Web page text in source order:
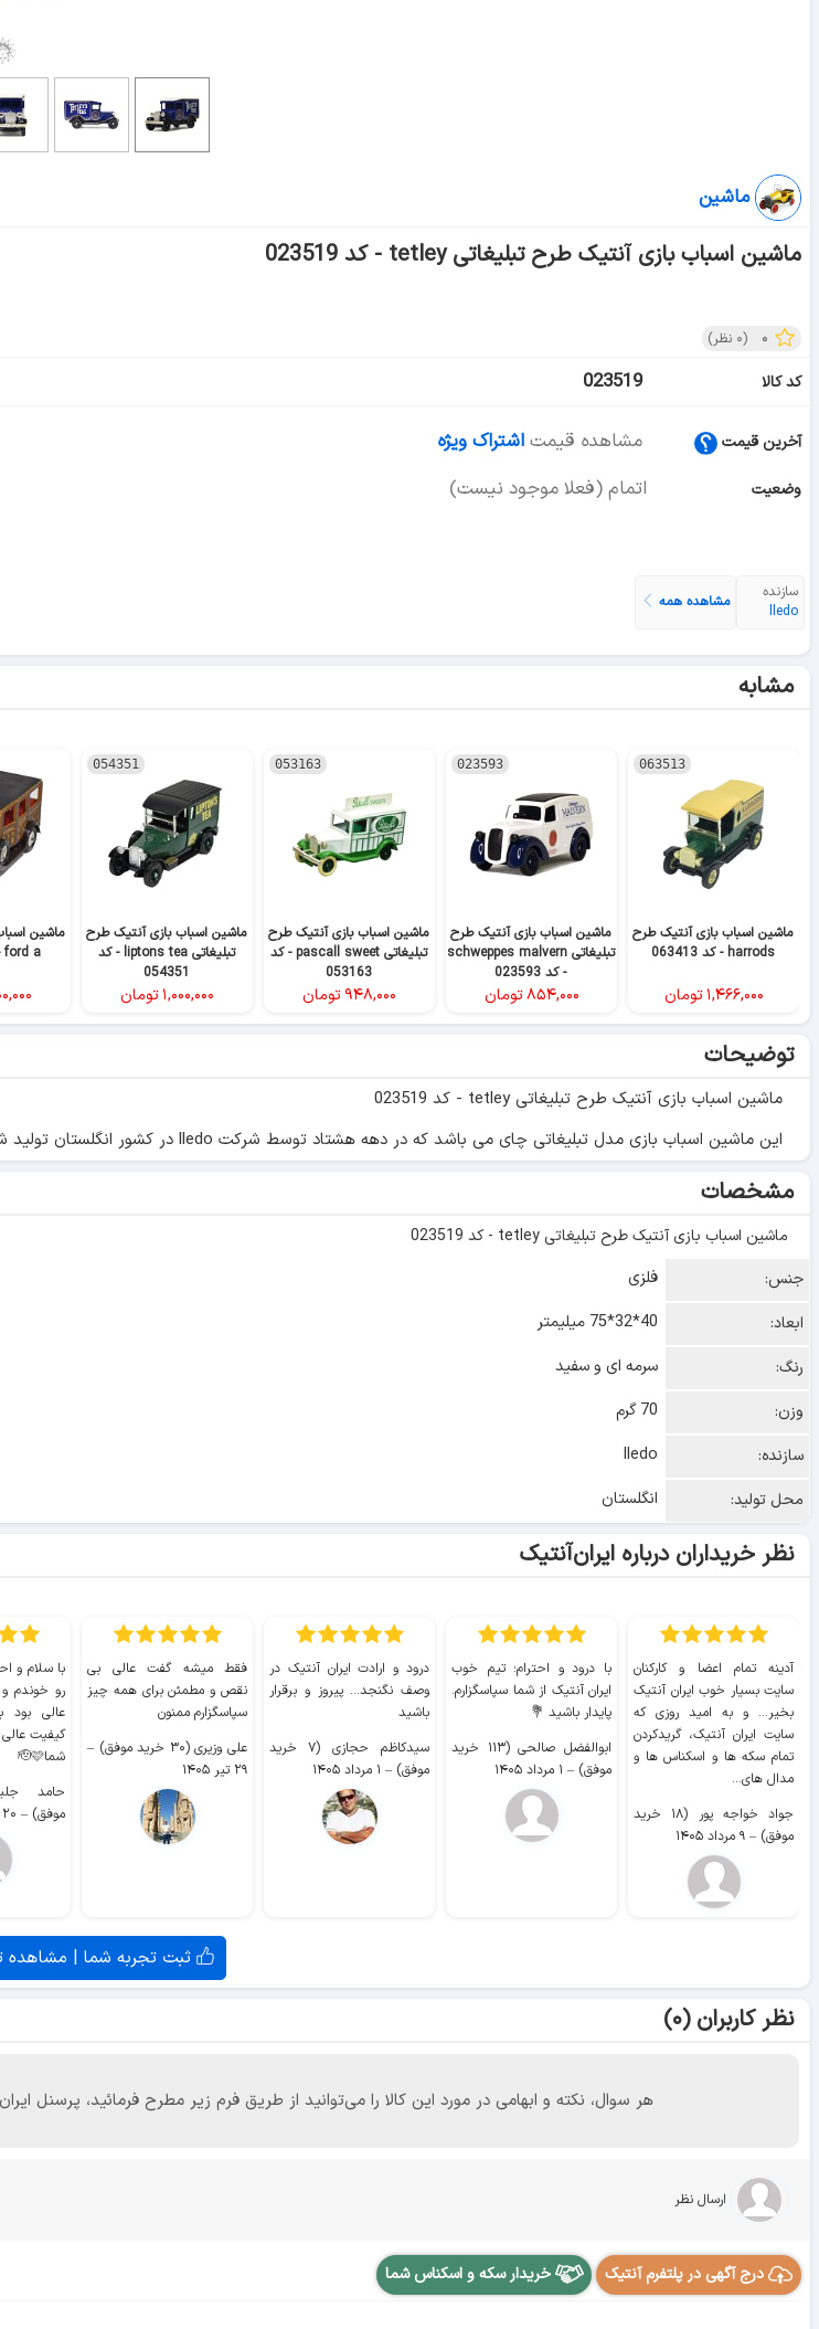
ماشین
ماشین اسباب بازی آنتیک طرح تبلیغاتی tetley - کد 023519
۰ (۰ نظر)
کد کالا
023519
آخرین قیمت مشاهده قیمت اشتراک ویژه
وضعیت اتمام (فعلا موجود نیست)
سازنده
lledo
مشاهده همه
مشابه
063513
ماشین اسباب بازی آنتیک طرح
harrods - کد 063413
۱,۴۶۶,۰۰۰تومان
023593
ماشین اسباب بازی آنتیک طرح
تبلیغاتی schweppes malvern
- کد 023593
۸۵۴,۰۰۰تومان
053163
ماشین اسباب بازی آنتیک طرح
تبلیغاتی pascall sweet - کد
053163
۹۴۸,۰۰۰تومان
054351
ماشین اسباب بازی آنتیک طرح
تبلیغاتی liptons tea - کد
054351
۱,۰۰۰,۰۰۰تومان
ماشین
ford a - کد 054378
توضیحات
ماشین اسباب بازی آنتیک طرح تبلیغاتی tetley - کد 023519
این ماشین اسباب بازی مدل تبلیغاتی چای می باشد که در دهه هشتاد توسط شرکت lledo در کشور انگلستان تولید شده است. وزن این محصول 70 گرم و ابعاد آن 75 در 32 با ارتفاع 40 میلیمتر می باشد.
مشخصات
ماشین اسباب بازی آنتیک طرح تبلیغاتی tetley - کد 023519
جنس:
فلزی
ابعاد:
40*32*75 میلیمتر
رنگ:
سرمه ای و سفید
وزن:
70 گرم
سازنده:
lledo
محل تولید:
انگلستان
نظر خریداران درباره ایران‌آنتیک
آدینه تمام اعضا و کارکنان
سایت بسیار خوب ايران آنتیک
بخیر... و به امید روزی که
سایت ايران آنتیک، گریدکردن
تمام سکه ها و اسکناس ها و
مدال های...
جواد خواجه پور (۱۸ خرید
موفق) – ۹ مرداد ۱۴۰۵
با درود و احترام؛ تیم خوب
ایران آنتیک از شما سپاسگزارم.
پایدار باشید 💐
ابوالفضل صالحی (۱۱۳ خرید
موفق) – ۱ مرداد ۱۴۰۵
درود و ارادت ایران آنتیک در
وصف نگنجد... پیروز و برقرار
باشید
سیدکاظم حجازی (۷ خرید
موفق) – ۱ مرداد ۱۴۰۵
فقط میشه گفت عالی بی
نقص و مطمئن برای همه چیز
سپاسگزارم ممنون
علی وزیری (۳۰ خرید موفق)
–
۲۹ تیر ۱۴۰۵
با سلام و
رو خوندم
عالی بود
کیفیت
شما🫡🩷
موفق) – ۲۰ تیر ۱۴۰۵
ثبت تجربه شما | مشاهده
نظر کاربران (۰)
هر سوال، نکته و ابهامی در مورد این کالا را می‌توانید از طریق فرم زیر مطرح فرمائید،
ارسال نظر
درج آگهی در پلتفرم آنتیک خریدار سکه و اسکناس شما